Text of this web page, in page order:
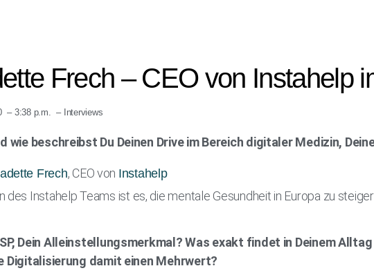
Frech – CEO von Instahelp
–3:38 p.m. – Interviews
wie beschreibst Du Deinen Drive im Bereich digitaler Medizin,
Frech, CEO von Instahelp
des Instahelp Teams ist es, die mentale Gesundheit in Europa zu
Dein Alleinstellungsmerkmal? Was exakt findet in Deinem
Digitalisierung damit einen Mehrwert?